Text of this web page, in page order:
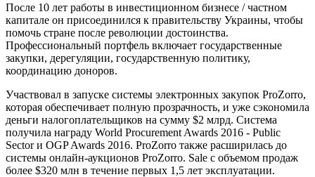
После 10 лет работы в инвестиционном бизнесе / частном
капитале он присоединился к правительству Украины, чтобы
помочь стране после революции достоинства.
Профессиональный портфель включает государственные
закупки, дерегуляции, государственную политику,
координацию доноров.
Участвовал в запуске системы электронных закупок ProZorro,
которая обеспечивает полную прозрачность, и уже сэкономила
деньги налогоплательщиков на сумму $2 млрд. Система
получила награду World Procurement Awards 2016 - Public
Sector и OGP Awards 2016. ProZorro также расширилась до
системы онлайн-аукционов ProZorro. Sale с объемом продаж
более $320 млн в течение первых 1,5 лет эксплуатации.